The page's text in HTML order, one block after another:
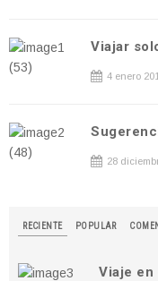
Viajar
4 enero
28
RECIENTE POPULAR
Viaje en